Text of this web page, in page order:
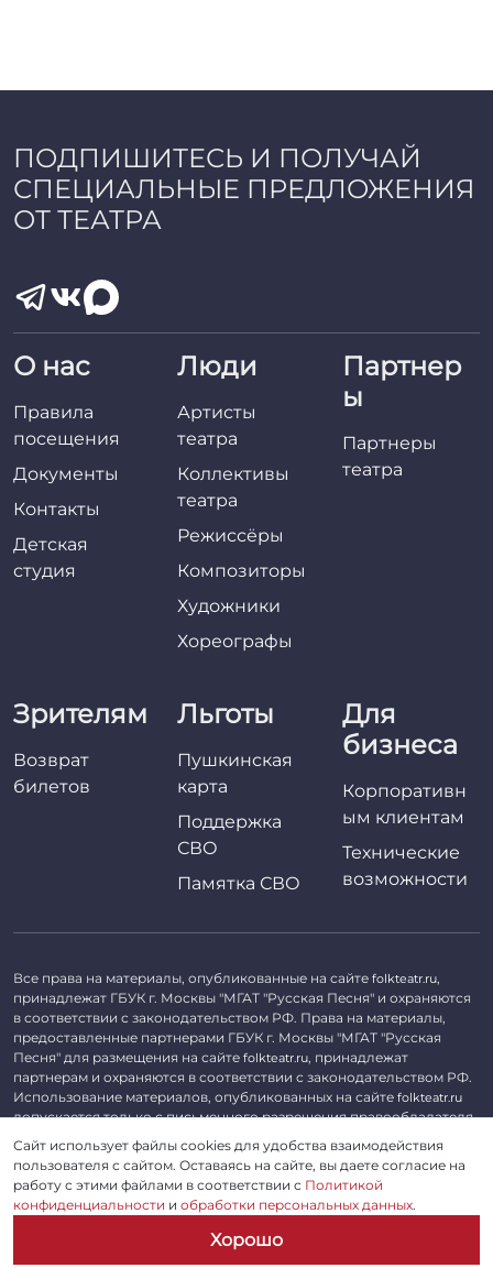
ПОДПИШИТЕСЬ И ПОЛУЧАЙ
СПЕЦИАЛЬНЫЕ ПРЕДЛОЖЕНИЯ
ОТ ТЕАТРА
О нас
Правила
посещения
Документы
Контакты
Детская
студия
Люди
Артисты
театра
Коллективы
театра
Режиссёры
Композиторы
Художники
Хореографы
Партнер
ы
Партнеры
театра
Зрителям
Возврат
билетов
Льготы
Пушкинская
карта
Поддержка
СВО
Памятка СВО
Для
бизнеса
Корпоративн
ым клиентам
Технические
возможности
Все права на материалы, опубликованные на сайте folkteatr.ru,
принадлежат ГБУК г. Москвы "МГАТ "Русская Песня" и охраняются
в соответствии с законодательством РФ. Права на материалы,
предоставленные партнерами ГБУК г. Москвы "МГАТ "Русская
Песня" для размещения на сайте folkteatr.ru, принадлежат
партнерам и охраняются в соответствии с законодательством РФ.
Использование материалов, опубликованных на сайте folkteatr.ru
допускается только с письменного разрешения правообладателя.
©2026 ГБУК г. Москвы «МГАТ «Русская песня». ОГРН 1027739279182,
ИНН 7714039052.
Пользовательское соглашение
Сайт использует файлы cookies для удобства взаимодействия
пользователя с сайтом. Оставаясь на сайте, вы даете согласие на
работу с этими файлами в соответствии с Политикой
конфиденциальности и обработки персональных данных.
Хорошо